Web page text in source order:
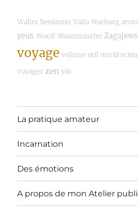
Walter Benjamin Yalta Warburg
yeux Woolf Waasmunster
voyage volume œil world
voyager zen yin
La pratique amateur
Incarnation
Des émotions
A propos de mon Atelier